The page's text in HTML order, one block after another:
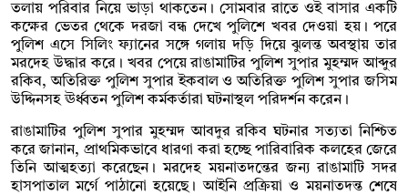
তলায় পরিবার নিয়ে ভাড়া থাকতেন। সোমবার রাতে ওই বাসার একটি
কক্ষের ভেতর থেকে দরজা বন্ধ দেখে পুলিশে খবর দেওয়া হয়। পরে
পুলিশ এসে সিলিং ফ্যানের সঙ্গে গলায় দড়ি দিয়ে ঝুলন্ত অবস্থায় তার
মরদেহ উদ্ধার করে। খবর পেয়ে রাঙামাটির পুলিশ সুপার মুহম্মদ আব্দুর
রকিব, অতিরিক্ত পুলিশ সুপার ইকবাল ও অতিরিক্ত পুলিশ সুপার জসিম
উদ্দিনসহ ঊর্ধ্বতন পুলিশ কর্মকর্তারা ঘটনাস্থল পরিদর্শন করেন।
রাঙামাটির পুলিশ সুপার মুহম্মদ আবদুর রকিব ঘটনার সত্যতা নিশ্চিত
করে জানান, প্রাথমিকভাবে ধারণা করা হচ্ছে পারিবারিক কলহের জেরে
তিনি আত্মহত্যা করেছেন। মরদেহ ময়নাতদন্তের জন্য রাঙামাটি সদর
হাসপাতাল মর্গে পাঠানো হয়েছে। আইনি প্রক্রিয়া ও ময়নাতদন্ত শেষে